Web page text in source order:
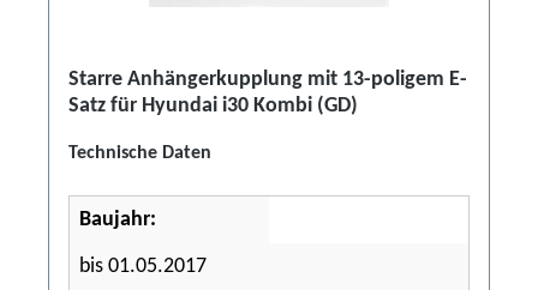
Starre Anhängerkupplung mit 13-poligem E-
Satz für Hyundai i30 Kombi (GD)
Technische Daten
Baujahr:
bis 01.05.2017